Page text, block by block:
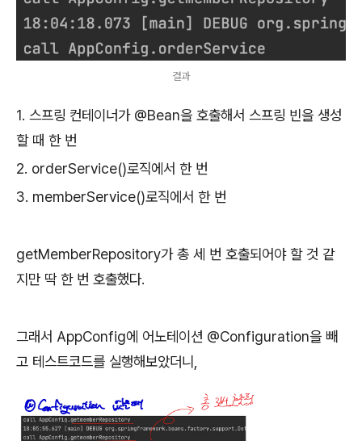
결과
1. 스프링 컨테이너가 @Bean을 호출해서 스프링 빈을 생성
할 때 한 번
2. orderService()로직에서 한 번
3. memberService()로직에서 한 번
getMemberRepository가 총 세 번 호출되어야 할 것 같
지만 딱 한 번 호출했다.
그래서 AppConfig에 어노테이션 @Configuration을 빼
고 테스트코드를 실행해보았더니,